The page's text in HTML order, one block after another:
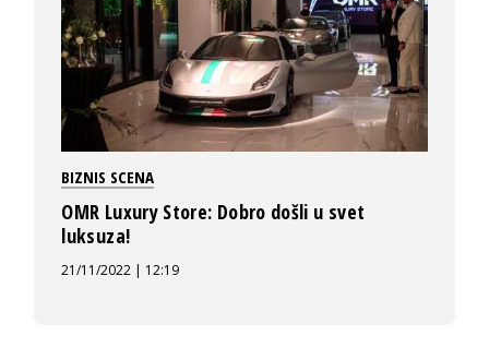
BIZNIS SCENA
OMR Luxury Store: Dobro došli u svet
luksuza!
21/11/2022 | 12:19